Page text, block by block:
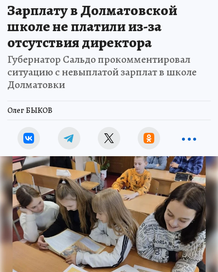
Зарплату в Долматовской
школе не платили из-за
отсутствия директора
Губернатор Сальдо прокомментировал
ситуацию с невыплатой зарплат в школе
Долматовки
Олег БЫКОВ